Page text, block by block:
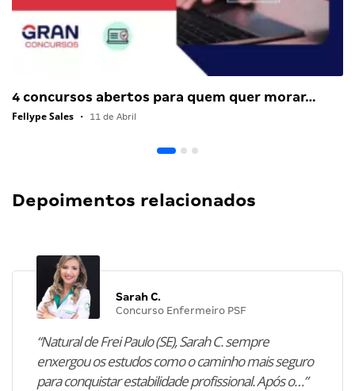
4 concursos abertos para quem quer morar…
Fellype Sales • 11 de Abril
Depoimentos relacionados
Sarah C.
Concurso Enfermeiro PSF
“Natural de Frei Paulo (SE), Sarah C. sempre
enxergou os estudos como o caminho mais seguro
para conquistar estabilidade profissional. Após o…”